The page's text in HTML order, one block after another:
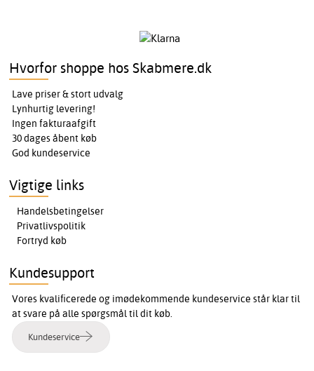
Hvorfor shoppe hos Skabmere.dk
Lave priser & stort udvalg
Lynhurtig levering!
Ingen fakturaafgift
30 dages åbent køb
God kundeservice
Vigtige links
Handelsbetingelser
Privatlivspolitik
Fortryd køb
Kundesupport
Vores kvalificerede og imødekommende kundeservice står klar til
at svare på alle spørgsmål til dit køb.
Kundeservice